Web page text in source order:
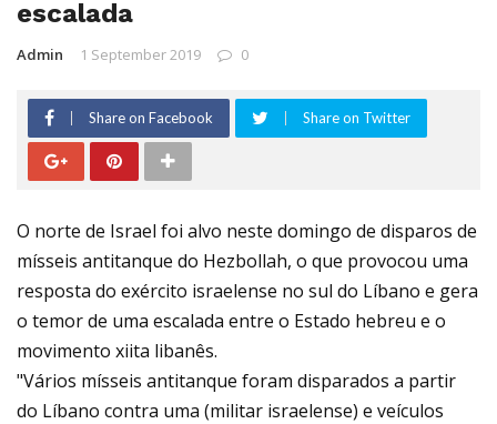
escalada
Admin 1 September 2019 0
Share on Facebook Share on Twitter
O norte de Israel foi alvo neste domingo de disparos de
mísseis antitanque do Hezbollah, o que provocou uma
resposta do exército israelense no sul do Líbano e gera
o temor de uma escalada entre o Estado hebreu e o
movimento xiita libanês.
"Vários mísseis antitanque foram disparados a partir
do Líbano contra uma (militar israelense) e veículos